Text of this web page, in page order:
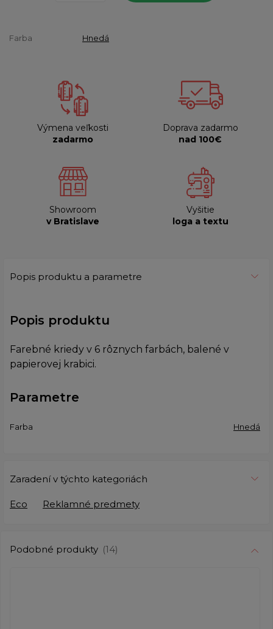
Farba Hnedá
Výmena veľkosti
zadarmo
Doprava zadarmo
nad 100€
Showroom
v Bratislave
Vyšitie
loga a textu
Popis produktu a parametre
Popis produktu
Farebné kriedy v 6 rôznych farbách, balené v
papierovej krabici.
Parametre
Farba Hnedá
Zaradení v týchto kategoriách
Eco Reklamné predmety
Podobné produkty (14)